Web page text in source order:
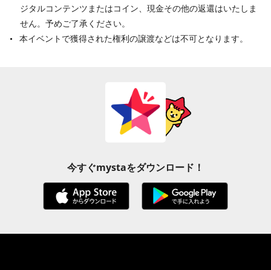
ジタルコンテンツまたはコイン、現金その他の返還はいたしま
せん。予めご了承ください。
本イベントで獲得された権利の譲渡などは不可となります。
今すぐmystaをダウンロード！